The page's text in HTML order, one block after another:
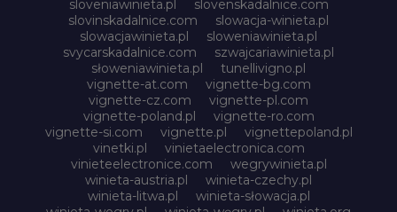
sloveniawinieta.pl
slovenskadalnice.com
slovinskadalnice.com
slowacja-winieta.pl
slowacjawinieta.pl
sloweniawinieta.pl
svycarskadalnice.com
szwajcariawinieta.pl
słoweniawinieta.pl
tunellivigno.pl
vignette-at.com
vignette-bg.com
vignette-cz.com
vignette-pl.com
vignette-poland.pl
vignette-ro.com
vignette-si.com
vignette.pl
vignettepoland.pl
vinetki.pl
vinietaelectronica.com
vinieteelectronice.com
wegrywinieta.pl
winieta-austria.pl
winieta-czechy.pl
winieta-litwa.pl
winieta-słowacja.pl